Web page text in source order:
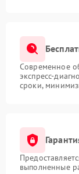
Современное
экспресс-
сроки,
выполненные